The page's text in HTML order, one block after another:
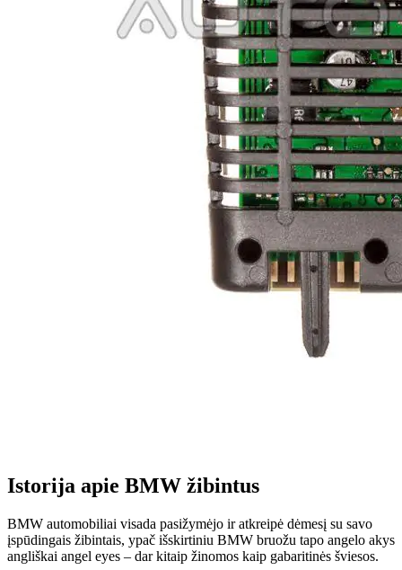
Istorija apie BMW žibintus
BMW automobiliai visada pasižymėjo ir atkreipė dėmesį su savo
įspūdingais žibintais, ypač išskirtiniu BMW bruožu tapo angelo akys
angliškai angel eyes – dar kitaip žinomos kaip gabaritinės šviesos.